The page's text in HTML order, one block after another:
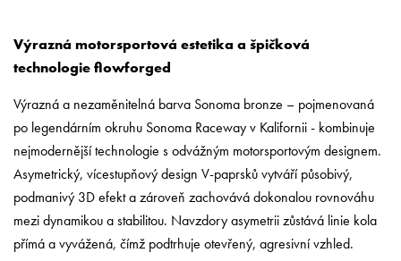
Výrazná motorsportová estetika a špičková
technologie flowforged
Výrazná a nezaměnitelná barva Sonoma bronze – pojmenovaná
po legendárním okruhu Sonoma Raceway v Kalifornii - kombinuje
nejmodernější technologie s odvážným motorsportovým designem.
Asymetrický, vícestupňový design V-paprsků vytváří působivý,
podmanivý 3D efekt a zároveň zachovává dokonalou rovnováhu
mezi dynamikou a stabilitou. Navzdory asymetrii zůstává linie kola
přímá a vyvážená, čímž podtrhuje otevřený, agresivní vzhled.